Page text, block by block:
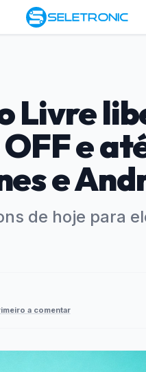
Livre
e
e
de hoje para
a comentar